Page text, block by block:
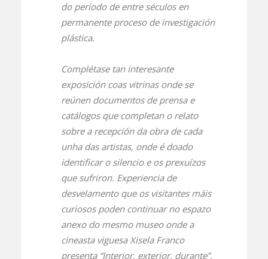
do período de entre séculos en
permanente proceso de investigación
plástica.
Complétase tan interesante
exposición coas vitrinas onde se
reúnen documentos de prensa e
catálogos que completan o relato
sobre a recepción da obra de cada
unha das artistas, onde é doado
identificar o silencio e os prexuízos
que sufriron. Experiencia de
desvelamento que os visitantes máis
curiosos poden continuar no espazo
anexo do mesmo museo onde a
cineasta viguesa Xisela Franco
presenta “Interior, exterior, durante”,